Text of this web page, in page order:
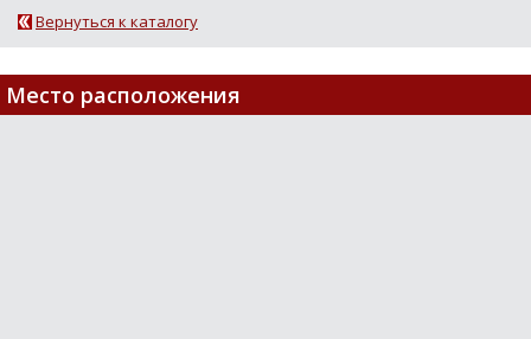
Вернуться к каталогу
Место расположения